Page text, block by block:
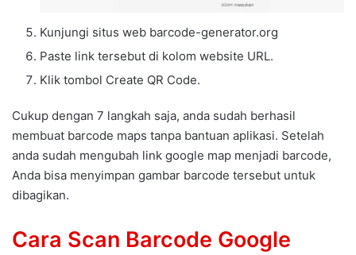
Kunjungi situs web barcode-generator.org
Paste link tersebut di kolom website URL.
Klik tombol Create QR Code.
Cukup dengan 7 langkah saja, anda sudah berhasil
membuat barcode maps tanpa bantuan aplikasi. Setelah
anda sudah mengubah link google map menjadi barcode,
Anda bisa menyimpan gambar barcode tersebut untuk
dibagikan.
Cara Scan Barcode Google